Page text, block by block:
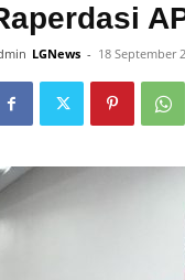
LGNews - 18 September